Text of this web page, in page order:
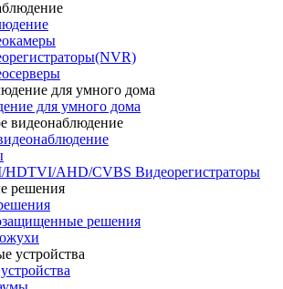
для умного дома
AHD/CVBS Видеорегистраторы
решения